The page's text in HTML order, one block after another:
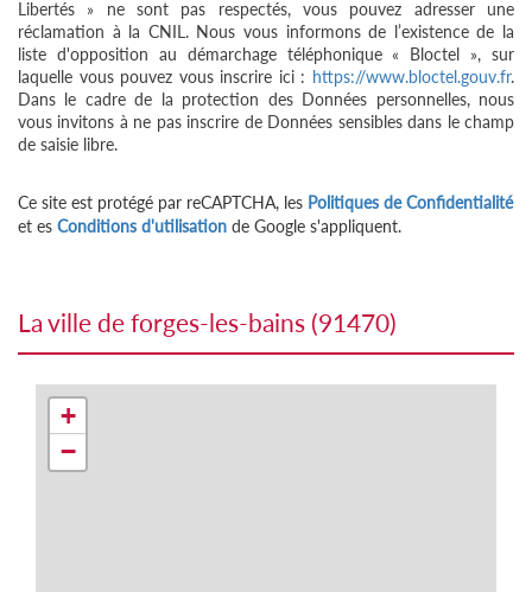
Libertés » ne sont pas respectés, vous pouvez adresser une
réclamation à la CNIL. Nous vous informons de l’existence de la
liste d'opposition au démarchage téléphonique « Bloctel », sur
laquelle vous pouvez vous inscrire ici : https://www.bloctel.gouv.fr.
Dans le cadre de la protection des Données personnelles, nous
vous invitons à ne pas inscrire de Données sensibles dans le champ
de saisie libre.
Ce site est protégé par reCAPTCHA, les Politiques de Confidentialité
et es Conditions d'utilisation de Google s'appliquent.
la ville de forges-les-bains (91470)
+
−